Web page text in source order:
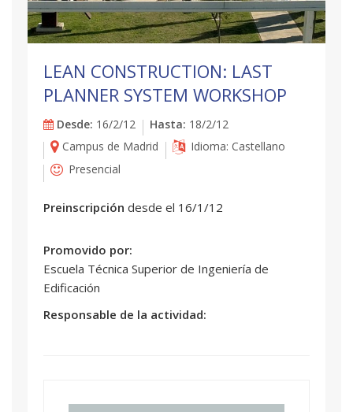
LEAN CONSTRUCTION: LAST
PLANNER SYSTEM WORKSHOP
Desde: 16/2/12 Hasta: 18/2/12
Campus de Madrid
Idioma: Castellano
Presencial
Preinscripción desde el 16/1/12
Promovido por:
Escuela Técnica Superior de Ingeniería de
Edificación
Responsable de la actividad: